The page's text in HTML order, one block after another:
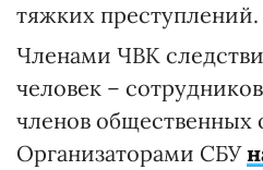
тяжких преступлений.
Членами ЧВК
человек –
членов общественных
Организаторами СБУ